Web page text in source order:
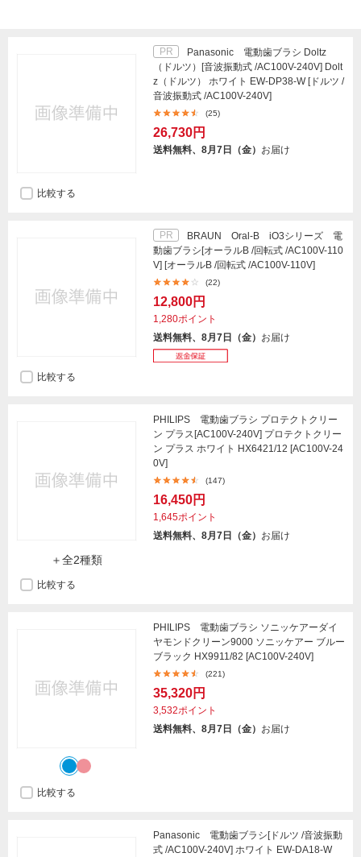
PR
Panasonic 電動歯ブラシ Doltz
（ドルツ）[音波振動式 /AC100V-240V] Dolt
z（ドルツ） ホワイト EW-DP38-W [ドルツ /
音波振動式 /AC100V-240V]
(25)
26,730円
送料無料、8月7日（金） お届け
比較する
PR
BRAUN Oral-B iO3シリーズ 電
動歯ブラシ[オーラルB /回転式 /AC100V-110
V] [オーラルB /回転式 /AC100V-110V]
(22)
12,800円
1,280ポイント
送料無料、8月7日（金） お届け
比較する
＋全2種類
PHILIPS 電動歯ブラシ プロテクトクリー
ン プラス[AC100V-240V] プロテクトクリー
ン プラス ホワイト HX6421/12 [AC100V-24
0V]
(147)
16,450円
1,645ポイント
送料無料、8月7日（金） お届け
比較する
PHILIPS 電動歯ブラシ ソニッケアーダイ
ヤモンドクリーン9000 ソニッケアー ブルー
ブラック HX9911/82 [AC100V-240V]
(221)
35,320円
3,532ポイント
送料無料、8月7日（金） お届け
比較する
Panasonic 電動歯ブラシ[ドルツ /音波振動
式 /AC100V-240V] ホワイト EW-DA18-W